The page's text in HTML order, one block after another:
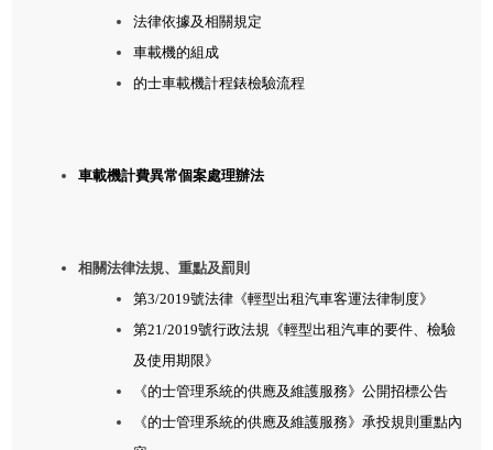
法律依據及相關規定
車載機的組成
的士車載機計程錶檢驗流程
車載機計費異常個案處理辦法
相關法律法規、重點及罰則
第3/2019號法律《輕型出租汽車客運法律制度》
第21/2019號行政法規《輕型出租汽車的要件、檢驗
及使用期限》
《的士管理系統的供應及維護服務》公開招標公告
《的士管理系統的供應及維護服務》承投規則重點內